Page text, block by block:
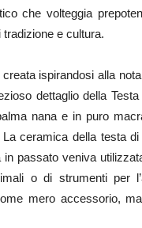
che volteggia
e cultura.
ispirandosi alla
dettaglio della
nana e in puro
ceramica della testa
passato veniva
o di strumenti per
mero accessorio,